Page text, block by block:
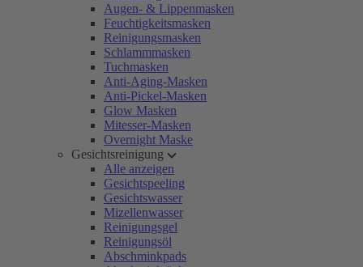
Augen- & Lippenmasken
Feuchtigkeitsmasken
Reinigungsmasken
Schlammmasken
Tuchmasken
Anti-Aging-Masken
Anti-Pickel-Masken
Glow Masken
Mitesser-Masken
Overnight Maske
Gesichtsreinigung
Alle anzeigen
Gesichtspeeling
Gesichtswasser
Mizellenwasser
Reinigungsgel
Reinigungsöl
Abschminkpads